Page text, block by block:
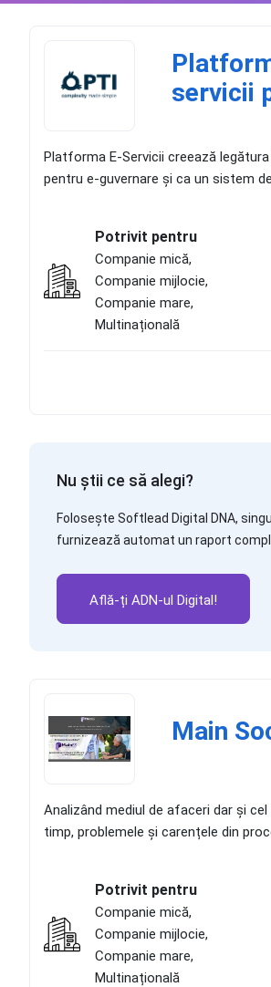
servicii
Platforma E-Servicii creează
pentru e-guvernare și ca un sistem
Potrivit pentru
Companie mică,
Companie mijlocie,
Companie mare,
Multinațională
Nu știi ce să alegi?
Folosește Softlead Digital DNA,
furnizează automat un raport
Află-ți ADN-ul Digital!
Main
Analizând mediul de afaceri dar și
timp, problemele și carențele din
Potrivit pentru
Companie mică,
Companie mijlocie,
Companie mare,
Multinațională